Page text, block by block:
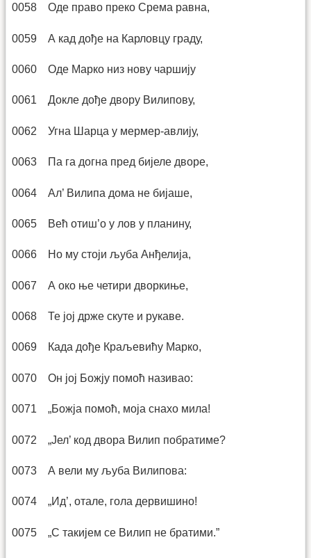
0058 Оде право преко Срема равна,
0059 А кад дође на Карловцу граду,
0060 Оде Марко низ нову чаршију
0061 Докле дође двору Вилипову,
0062 Угна Шарца у мермер-авлију,
0063 Па га догна пред бијеле дворе,
0064 Ал’ Вилипа дома не бијаше,
0065 Већ отиш’о у лов у планину,
0066 Но му стоји љуба Анђелија,
0067 А око ње четири дворкиње,
0068 Те јој држе скуте и рукаве.
0069 Када дође Краљевићу Марко,
0070 Он јој Божју помоћ називао:
0071 „Божја помоћ, моја снахо мила!
0072 „Јел’ код двора Вилип побратиме?
0073 А вели му љуба Вилипова:
0074 „Ид’, отале, гола дервишино!
0075 „С такијем се Вилип не братими.”